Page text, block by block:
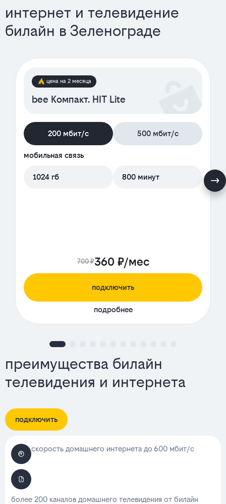
интернет и телевидение
билайн в Зеленограде
тарифы
цена на 2 месяца
bee Компакт. HIT Lite
200 мбит/с 500 мбит/с
мобильная связь
1024 гб 800 минут
700 ₽360 ₽/мес
подключить
подробнее
преимущества билайн
телевидения и интернета
подключить
скорость домашнего интернета до 600 мбит/с
более 200 каналов домашнего телевидения от билайн